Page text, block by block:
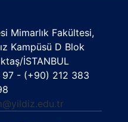
Mimarlık Fakültesi,
Kampüsü D Blok
İSTANBUL
- (+90) 212 383